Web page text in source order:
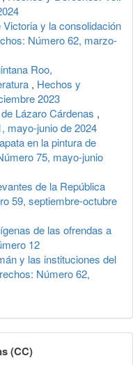
Victoria y la consolidación
Número 62, marzo-
Roo,
, Hechos y
2023
Lázaro Cárdenas ,
mayo-junio de 2024
en la pintura de
75, mayo-junio
de la República
59, septiembre-octubre
de las ofrendas a
12
y las instituciones del
Número 62,
(CC)